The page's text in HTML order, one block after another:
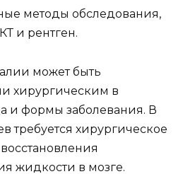
методы обследования,
и рентген.
может быть
хирургическим в
и формы заболевания. В
требуется хирургическое
жидкости в мозге.